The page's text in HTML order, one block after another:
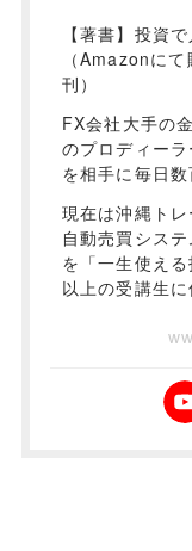
【著書】投資
（Amazonに
刊）
FX会社大手の
のプロディー
を相手に毎日数
現在は沖縄ト
自動売買シス
を「一生使え
以上の受講生